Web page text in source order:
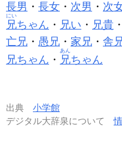
長男 ・ 長女 ・ 次男 ・ 次
兄
にい
ちゃん ・ 兄い ・ 兄貴 ・
亡兄 ・ 愚兄 ・ 家兄 ・ 舎
兄ちゃん ・ 兄
あん
ちゃん
出典 小学館
デジタル大辞泉について